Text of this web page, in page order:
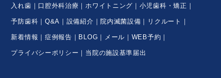
入れ歯 口腔外科治療 ホワイトニング 小児歯科・矯正
予防歯科 Q&A 設備紹介 院内滅菌設備 リクルート
新着情報 症例報告 BLOG メール WEB予約
プライバシーポリシー 当院の施設基準届出